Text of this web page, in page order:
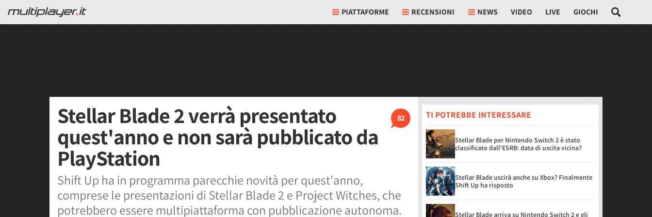
PIATTAFORME RECENSIONI NEWS VIDEO LIVE GIOCHI
82
Stellar Blade 2 verrà presentato
quest'anno e non sarà pubblicato da
PlayStation
Shift Up ha in programma parecchie novità per quest'anno,
comprese le presentazioni di Stellar Blade 2 e Project Witches, che
potrebbero essere multipiattaforma con pubblicazione autonoma.
TI POTREBBE INTERESSARE
Stellar Blade per Nintendo Switch 2 è stato
classificato dall'ESRB: data di uscita vicina?
Stellar Blade uscirà anche su Xbox? Finalmente
Shift Up ha risposto
Stellar Blade arriva su Nintendo Switch 2 e gli